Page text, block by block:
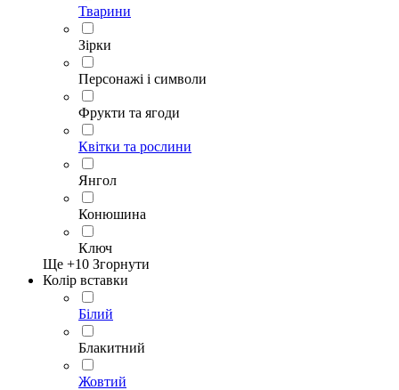
Тварини
Зірки
Персонажі і символи
Фрукти та ягоди
Квітки та рослини
Янгол
Конюшина
Ключ
Ще +10 Згорнути
Колір вставки
Білий
Блакитний
Жовтий